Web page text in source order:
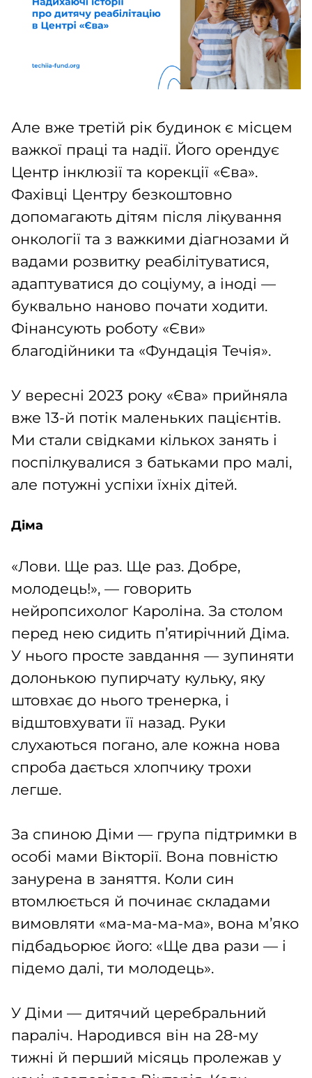
Але вже третій рік будинок є місцем
важкої праці та надії. Його орендує
Центр інклюзії та корекції «Єва».
Фахівці Центру безкоштовно
допомагають дітям після лікування
онкології та з важкими діагнозами й
вадами розвитку реабілітуватися,
адаптуватися до соціуму, а іноді —
буквально наново почати ходити.
Фінансують роботу «Єви»
благодійники та «Фундація Течія».
У вересні 2023 року «Єва» прийняла
вже 13-й потік маленьких пацієнтів.
Ми стали свідками кількох занять і
поспілкувалися з батьками про малі,
але потужні успіхи їхніх дітей.
Діма
«Лови. Ще раз. Ще раз. Добре,
молодець!», — говорить
нейропсихолог Кароліна. За столом
перед нею сидить п’ятирічний Діма.
У нього просте завдання — зупиняти
долонькою пупирчату кульку, яку
штовхає до нього тренерка, і
відштовхувати її назад. Руки
слухаються погано, але кожна нова
спроба дається хлопчику трохи
легше.
За спиною Діми — група підтримки в
особі мами Вікторії. Вона повністю
занурена в заняття. Коли син
втомлюється й починає складами
вимовляти «ма-ма-ма-ма», вона м’яко
підбадьорює його: «Ще два рази — і
підемо далі, ти молодець».
У Діми — дитячий церебральний
параліч. Народився він на 28-му
тижні й перший місяць пролежав у